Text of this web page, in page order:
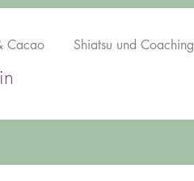
Cacao Shiatsu und Coaching